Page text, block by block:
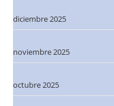
diciembre 2025
noviembre 2025
octubre 2025